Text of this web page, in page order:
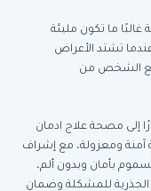
غالبًا ما تكون مليئة
تشتد الأعراض
الشخص من
إلى مصحة علاج ادمان
آمنة ومعزولة، مع إشراف
بأمان وبدون ألم،
الجذرية للمشكلة وضمان